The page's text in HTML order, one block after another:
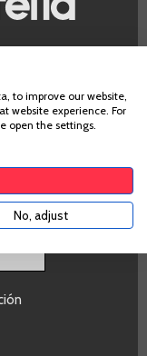
SI
la edad legal de
para
de18años
to improve our website,
website experience. For
open the settings.
No, adjust